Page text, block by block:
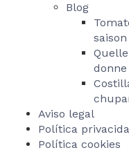
Blog
donne
Aviso legal
Política
Política cookies